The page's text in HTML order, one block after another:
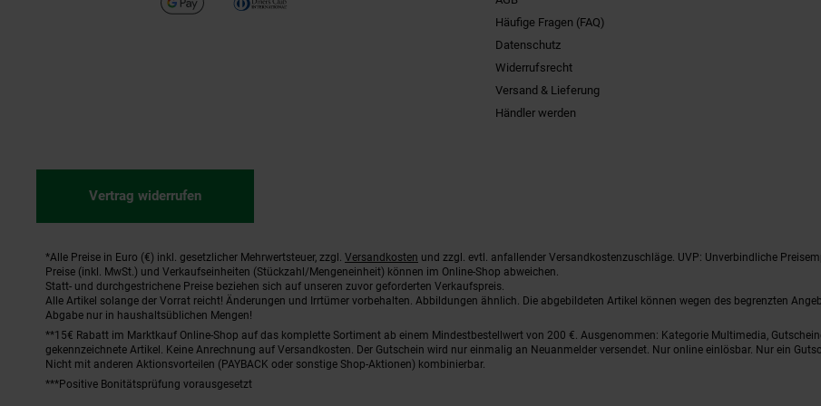
Häufige Fragen (FAQ)
Datenschutz
Widerrufsrecht
Versand & Lieferung
Händler werden
Vertrag widerrufen
Fußnoten
*Alle Preise in Euro (€) inkl. gesetzlicher Mehrwertsteuer, zzgl. Versandkosten und zzgl. evtl. anfallender Versandkostenzuschläge. UVP: Unverbindliche
Preise (inkl. MwSt.) und Verkaufseinheiten (Stückzahl/Mengeneinheit) können im Online-Shop abweichen.
Statt- und durchgestrichene Preise beziehen sich auf unseren zuvor geforderten Verkaufspreis.
Alle Artikel solange der Vorrat reicht! Änderungen und Irrtümer vorbehalten. Abbildungen ähnlich. Die abgebildeten Artikel können wegen des begrenzten
Abgabe nur in haushaltsüblichen Mengen!
**15€ Rabatt im Marktkauf Online-Shop auf das komplette Sortiment ab einem Mindestbestellwert von 200 €. Ausgenommen: Kategorie Multimedia,
gekennzeichnete Artikel. Keine Anrechnung auf Versandkosten. Der Gutschein wird nur einmalig an Neuanmelder versendet. Nur online einlösbar. Nur ein
Nicht mit anderen Aktionsvorteilen (PAYBACK oder sonstige Shop-Aktionen) kombinierbar.
***Positive Bonitätsprüfung vorausgesetzt